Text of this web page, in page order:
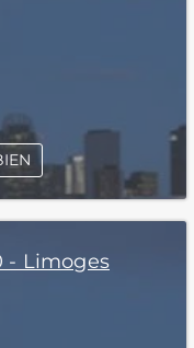
- Limoges